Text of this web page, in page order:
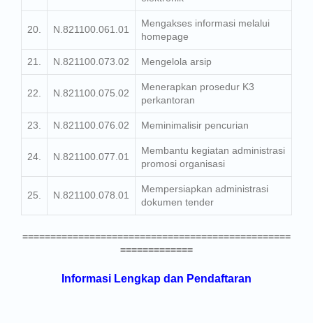
20. N.821100.061.01
Mengakses informasi melalui
homepage
21. N.821100.073.02 Mengelola arsip
22. N.821100.075.02
Menerapkan prosedur K3
perkantoran
23. N.821100.076.02 Meminimalisir pencurian
24. N.821100.077.01
Membantu kegiatan administrasi
promosi organisasi
25. N.821100.078.01
Mempersiapkan administrasi
dokumen tender
================================================
=============
Informasi Lengkap dan Pendaftaran